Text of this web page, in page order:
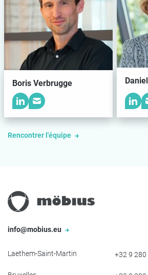
Boris Verbrugge
Rencontrer l'équipe
info@mobius.eu
Laethem-Saint-Martin +32 9 280